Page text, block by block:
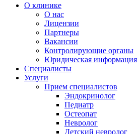
О клинике
О нас
Лицензии
Партнеры
Вакансии
Контролирующие органы
Юридическая информация
Специалисты
Услуги
Прием специалистов
Эндокринолог
Педиатр
Остеопат
Невролог
Детский невролог